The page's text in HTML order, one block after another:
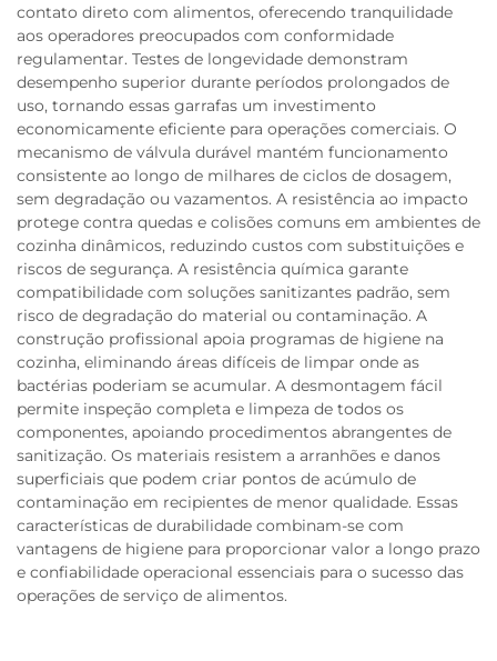
contato direto com alimentos, oferecendo tranquilidade
aos operadores preocupados com conformidade
regulamentar. Testes de longevidade demonstram
desempenho superior durante períodos prolongados de
uso, tornando essas garrafas um investimento
economicamente eficiente para operações comerciais. O
mecanismo de válvula durável mantém funcionamento
consistente ao longo de milhares de ciclos de dosagem,
sem degradação ou vazamentos. A resistência ao impacto
protege contra quedas e colisões comuns em ambientes de
cozinha dinâmicos, reduzindo custos com substituições e
riscos de segurança. A resistência química garante
compatibilidade com soluções sanitizantes padrão, sem
risco de degradação do material ou contaminação. A
construção profissional apoia programas de higiene na
cozinha, eliminando áreas difíceis de limpar onde as
bactérias poderiam se acumular. A desmontagem fácil
permite inspeção completa e limpeza de todos os
componentes, apoiando procedimentos abrangentes de
sanitização. Os materiais resistem a arranhões e danos
superficiais que podem criar pontos de acúmulo de
contaminação em recipientes de menor qualidade. Essas
características de durabilidade combinam-se com
vantagens de higiene para proporcionar valor a longo prazo
e confiabilidade operacional essenciais para o sucesso das
operações de serviço de alimentos.